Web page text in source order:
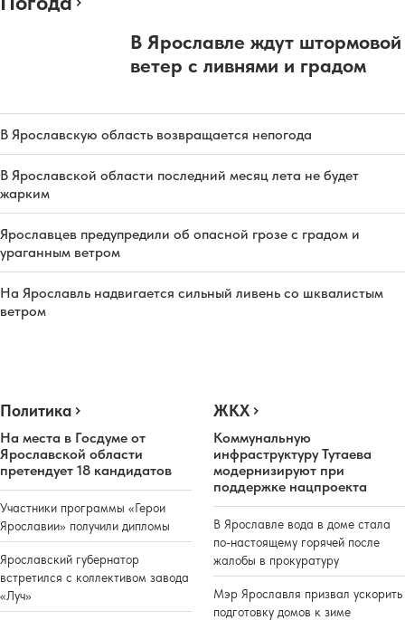
В Ярославле ждут штормовой
ветер с ливнями и градом
В Ярославскую область возвращается непогода
В Ярославской области последний месяц лета не будет
жарким
Ярославцев предупредили об опасной грозе с градом и
ураганным ветром
На Ярославль надвигается сильный ливень со шквалистым
ветром
Политика
На места в Госдуме от
Ярославской области
претендует 18 кандидатов
Участники программы «Герои
Ярославии» получили дипломы
Ярославский губернатор
встретился с коллективом завода
«Луч»
ЖКХ
Коммунальную
инфраструктуру Тутаева
модернизируют при
поддержке нацпроекта
В Ярославле вода в доме стала
по-настоящему горячей после
жалобы в прокуратуру
Мэр Ярославля призвал ускорить
подготовку домов к зиме